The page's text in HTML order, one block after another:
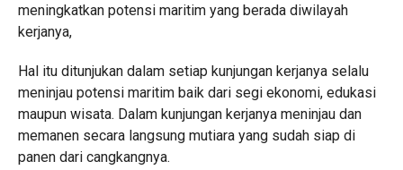
meningkatkan potensi maritim yang berada diwilayah
kerjanya,
Hal itu ditunjukan dalam setiap kunjungan kerjanya selalu
meninjau potensi maritim baik dari segi ekonomi, edukasi
maupun wisata. Dalam kunjungan kerjanya meninjau dan
memanen secara langsung mutiara yang sudah siap di
panen dari cangkangnya.